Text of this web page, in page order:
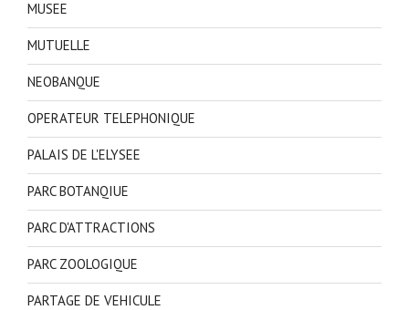
MUSEE
MUTUELLE
NEOBANQUE
OPERATEUR TELEPHONIQUE
PALAIS DE L'ELYSEE
PARC BOTANQIUE
PARC D'ATTRACTIONS
PARC ZOOLOGIQUE
PARTAGE DE VEHICULE